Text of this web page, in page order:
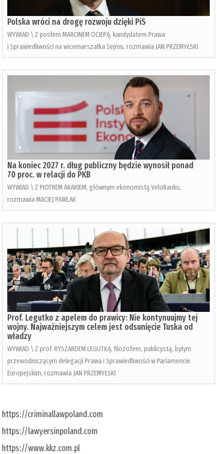
Polska wróci na drogę rozwoju dzięki PiS
WYWIAD \ Z posłem MARCINEM OCIEPĄ, kandydatem Prawa
i Sprawiedliwości na wicemarszałka Sejmu, rozmawia JAN PRZEMYŁSKI
Na koniec 2027 r. dług publiczny będzie wynosił ponad
70 proc. w relacji do PKB
WYWIAD \ Z PIOTREM ARAKIEM, głównym ekonomistą VeloBanku,
rozmawia MACIEJ PAWLAK
Prof. Legutko z apelem do prawicy: Nie kontynuujmy tej
wojny. Najważniejszym celem jest odsunięcie Tuska od
władzy
WYWIAD \ Z prof. RYSZARDEM LEGUTKĄ, filozofem, publicystą, byłym
przewodniczącym delegacji Prawa i Sprawiedliwości w Parlamencie
Europejskim, rozmawia JAN PRZEMYŁSKI
https://criminallawpoland.com
https://lawyersinpoland.com
https://www.kkz.com.pl